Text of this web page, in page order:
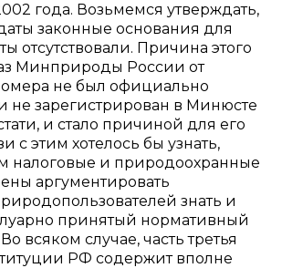
года. Возьмемся утверждать,
законные основания для
отсутствовали. Причина этого
Минприроды России от
номера не был официально
не зарегистрирован в Минюсте
и стало причиной для его
с этим хотелось бы узнать,
налоговые и природоохранные
аргументировать
знать и
принятый нормативный
всяком случае, часть третья
РФ содержит вполне